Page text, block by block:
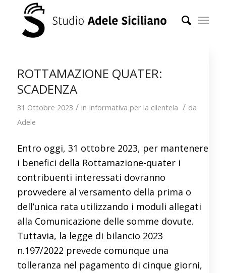
ROTTAMAZIONE QUATER:
SCADENZA
31 Ottobre 2023 / in Informativa per la clientela / da
Adele
Entro oggi, 31 ottobre 2023, per mantenere
i benefici della Rottamazione-quater i
contribuenti interessati dovranno
provvedere al versamento della prima o
dell’unica rata utilizzando i moduli allegati
alla Comunicazione delle somme dovute.
Tuttavia, la legge di bilancio 2023
n.197/2022 prevede comunque una
tolleranza nel pagamento di cinque giorni,